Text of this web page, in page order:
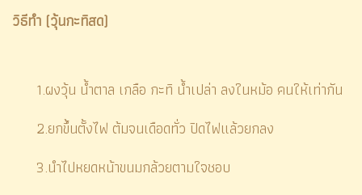
วิธีทำ (วุ้นกะทิสด)
1.ผงวุ้น น้ำตาล เกลือ กะทิ น้ำเปล่า ลงในหม้อ คนให้เท่ากัน
2.ยกขึ้นตั้งไฟ ต้มจนเดือดทั่ว ปิดไฟแล้วยกลง
3.นำไปหยดหน้าขนมกล้วยตามใจชอบ